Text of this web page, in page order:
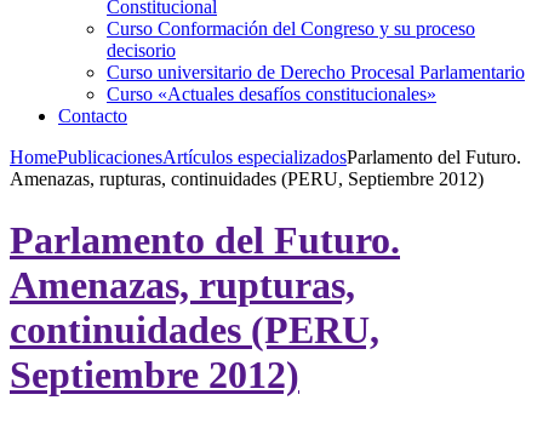
Constitucional
Curso Conformación del Congreso y su proceso
decisorio
Curso universitario de Derecho Procesal Parlamentario
Curso «Actuales desafíos constitucionales»
Contacto
HomePublicacionesArtículos especializadosParlamento del Futuro.
Amenazas, rupturas, continuidades (PERU, Septiembre 2012)
Parlamento del Futuro.
Amenazas, rupturas,
continuidades (PERU,
Septiembre 2012)